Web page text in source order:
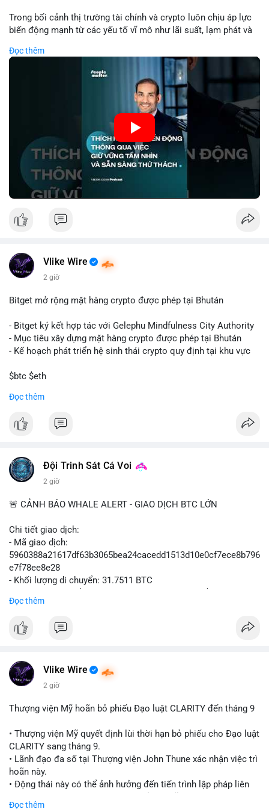
tương tự trong 24 giờ tới để xác nhận xu hướng. Không nên
hành động vội vàng dựa trên một giao dịch đơn lẻ, hãy ưu tiên
#giaodichlon
#tamlycavoi
Trong bối cảnh thị trường tài chính và crypto luôn chịu áp lực
biến động mạnh từ các yếu tố vĩ mô như lãi suất, lạm phát và
chìa khóa để đầu tư viên vượt qua giai đoạn không chắc chắn.
Thay vì phản ứng cảm xúc với những dao động ngắn hạn, các
nhà đầu tư thành công thường tập trung vào nguyên tắc cơ
bản, phân배 tài sản hợp lý và kiên持 theo kế hoạch đã định.
Điều này không chỉ giúp giảm rủi ro mà còn tạo điều kiện để
tận dụng cơ hội khi thị trường phục hồi.
🎥 Xem video trực tiếp tại:
Nguồn: VIETSUCCESS
Đọc thêm
Vlike Wire
2 giờ
Bitget mở rộng mặt hàng crypto được phép tại Bhután
- Bitget ký kết hợp tác với Gelephu Mindfulness City Authority
- Mục tiêu xây dựng mặt hàng crypto được phép tại Bhután
- Kế hoạch phát triển hệ sinh thái crypto quy định tại khu vực
$btc $eth
#vlikevn
📰 Nguồn: Cointelegraph
Đọc thêm
Đội Trinh Sát Cá Voi
2 giờ
🚨 CẢNH BÁO WHALE ALERT - GIAO DỊCH BTC LỚN
Chi tiết giao dịch:
- Mã giao dịch:
5960388a21617df63b3065bea24cacedd1513d10e0cf7ece8b796
e7f78ee8e28
- Khối lượng di chuyển: 31.7511 BTC
USD)
Đọc thêm
Vlike Wire
2 giờ
Thượng viện Mỹ hoãn bỏ phiếu Đạo luật CLARITY đến tháng 9
• Thượng viện Mỹ quyết định lùi thời hạn bỏ phiếu cho Đạo luật
CLARITY sang tháng 9.
• Lãnh đạo đa số tại Thượng viện John Thune xác nhận việc trì
hoãn này.
• Động thái này có thể ảnh hưởng đến tiến trình lập pháp liên
Đọc thêm